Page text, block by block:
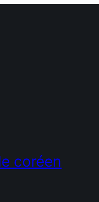
coréen